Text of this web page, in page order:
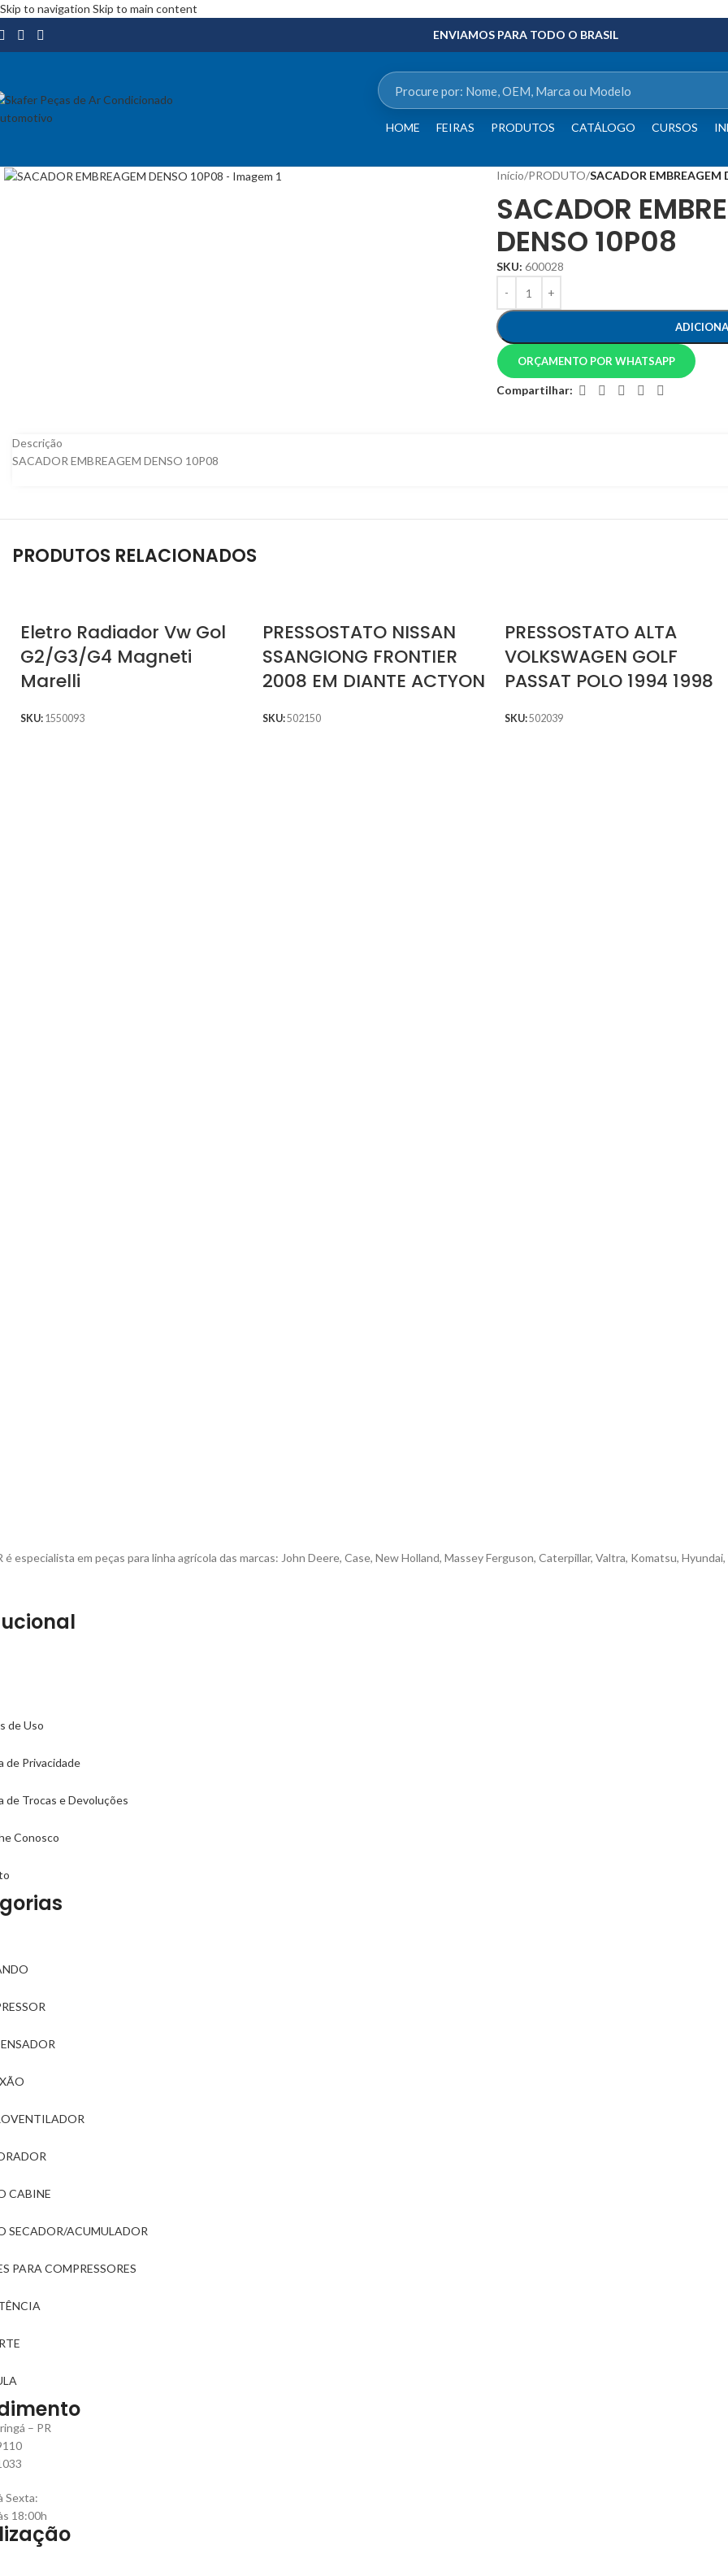
Skip to navigation Skip to main content
ENVIAMOS PARA TODO O BRASIL
HOME FEIRAS PRODUTOS CATÁLOGO CURSOS
Início/PRODUTO/SACADOR EMBREAGEM
SACADOR
DENSO 10P08
SKU: 600028
ORÇAMENTO POR WHATSAPP
Compartilhar:
Descrição
SACADOR EMBREAGEM DENSO 10P08
PRODUTOS RELACIONADOS
Eletro Radiador Vw Gol
G2/G3/G4 Magneti
Marelli
SKU: 1550093
PRESSOSTATO NISSAN
SSANGIONG FRONTIER
2008 EM DIANTE ACTYON
SKU:502150
PRESSOSTATO ALTA
VOLKSWAGEN GOLF
PASSAT POLO 1994 1998
SKU:502039
é especialista em peças para linha agrícola das marcas: John Deere, Case, New Holland, Massey Ferguson, Caterpillar, Valtra, Komatsu,
de Uso
de Privacidade
de Trocas e Devoluções
Conosco
CABINE
SECADOR/ACUMULADOR
PARA COMPRESSORES
– PR
Sexta:
18:00h